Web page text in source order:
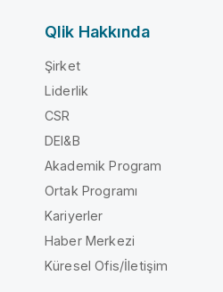
Qlik Hakkında
Şirket
Liderlik
CSR
DEI&B
Akademik Program
Ortak Programı
Kariyerler
Haber Merkezi
Küresel Ofis/İletişim